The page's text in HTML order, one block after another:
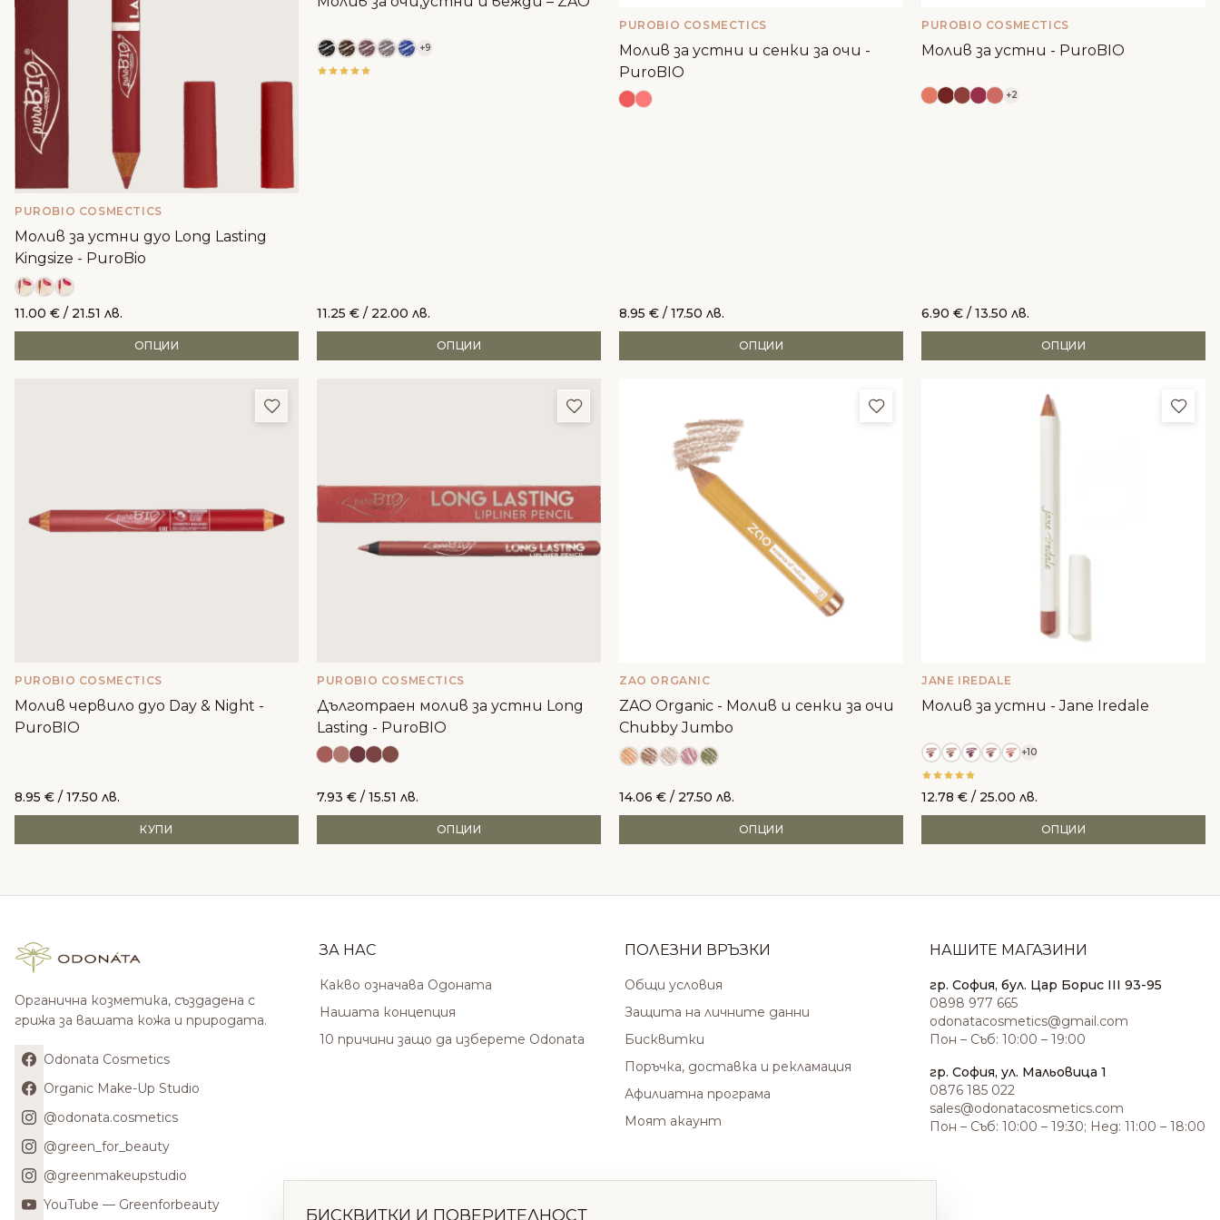
PUROBIO COSMECTICS
Молив за устни дуо Long Lasting
Kingsize - PuroBio
11.00 € / 21.51 лв.
ОПЦИИ
+9
11.25 € / 22.00 лв.
ОПЦИИ
PUROBIO COSMECTICS
Молив за устни и сенки за очи -
PuroBIO
8.95 € / 17.50 лв.
ОПЦИИ
PUROBIO COSMECTICS
Молив за устни - PuroBIO
+2
6.90 € / 13.50 лв.
ОПЦИИ
Добави в любими
PUROBIO COSMECTICS
Молив червило дуо Day & Night -
PuroBIO
8.95 € / 17.50 лв.
КУПИ
Добави в любими
PUROBIO COSMECTICS
Дълготраен молив за устни Long
Lasting - PuroBIO
7.93 € / 15.51 лв.
ОПЦИИ
Добави в любими
ZAO ORGANIC
ZAO Organic - Молив и сенки за очи
Chubby Jumbo
14.06 € / 27.50 лв.
ОПЦИИ
JANE IREDALE
Молив за устни - Jane Iredale
+10
12.78 € / 25.00 лв.
ОПЦИИ
Органична козметика, създадена с
грижа за вашата кожа и природата.
Odonata Cosmetics
Organic Make-Up Studio
@odonata.cosmetics
@green_for_beauty
@greenmakeupstudio
YouTube — Greenforbeauty
ЗА НАС
Какво означава Одоната
Нашата концепция
10 причини защо да изберете Odonata
ПОЛЕЗНИ ВРЪЗКИ
Общи условия
Защита на личните данни
Бисквитки
Поръчка, доставка и рекламация
Афилиатна програма
Моят акаунт
НАШИТЕ МАГАЗИНИ
гр. София, бул. Цар Борис III 93-95
0898 977 665
odonatacosmetics@gmail.com
Пон – Съб: 10:00 – 19:00
гр. София, ул. Мальовица 1
0876 185 022
sales@odonatacosmetics.com
Пон – Съб: 10:00 – 19:30; Нед: 11:00 – 18:00
БИСКВИТКИ И ПОВЕРИТЕЛНОСТ